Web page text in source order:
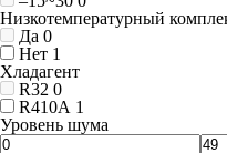
Низкотемпературный
Да 0
Нет 1
Хладагент
R32 0
R410A 1
Уровень шума